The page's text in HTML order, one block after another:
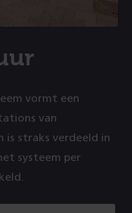
vormt een
van
is straks verdeeld in
systeem per